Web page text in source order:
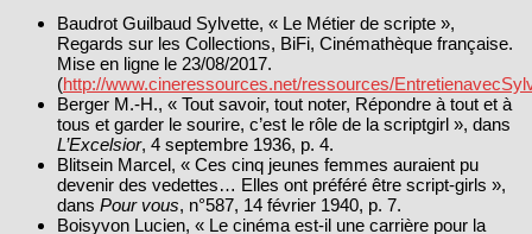
Baudrot Guilbaud Sylvette, « Le Métier de scripte »,
Regards sur les Collections, BiFi, Cinémathèque française.
Mise en ligne le 23/08/2017.
(http://www.cineressources.net/ressources/
Berger M.-H., « Tout savoir, tout noter, Répondre à tout et à
tous et garder le sourire, c’est le rôle de la scriptgirl », dans
L’Excelsior, 4 septembre 1936, p. 4.
Blitsein Marcel, « Ces cinq jeunes femmes auraient pu
devenir des vedettes… Elles ont préféré être script‑girls »,
dans Pour vous, n°587, 14 février 1940, p. 7.
Boisyvon Lucien, « Le cinéma est‑il une carrière pour la